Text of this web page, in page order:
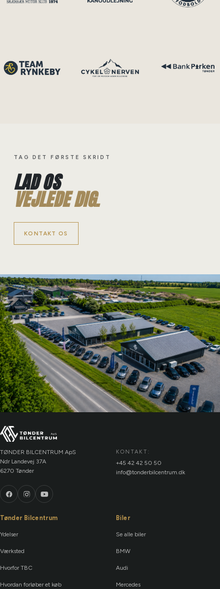
TAG DET FØRSTE SKRIDT
LAD OS
VEJLEDE DIG.
KONTAKT OS
TØNDER BILCENTRUM ApS
Ndr Landevej 37A
6270 Tønder
KONTAKT:
+45 42 42 50 50
info@tonderbilcentrum.dk
Tønder Bilcentrum
Ydelser
Værksted
Hvorfor TBC
Hvordan forløber et køb
Biler
Se alle biler
BMW
Audi
Mercedes